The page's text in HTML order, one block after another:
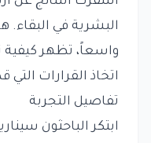
البشرية في البقاء.
واسعاً، تظهر كيفية
اتخاذ القرارات
تفاصيل التجربة
ابتكر الباحثون